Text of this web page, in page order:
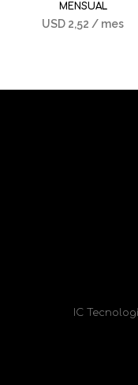
MENSUAL
USD 2,52 / mes
IC